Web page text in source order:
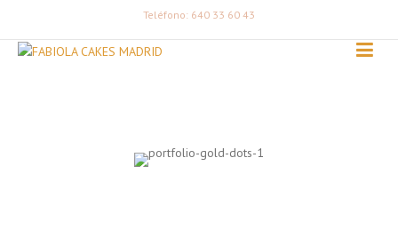
Teléfono: 640 33 60 43